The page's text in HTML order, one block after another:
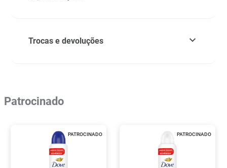
Trocas e devoluções
Patrocinado
PATROCINADO PATROCINADO